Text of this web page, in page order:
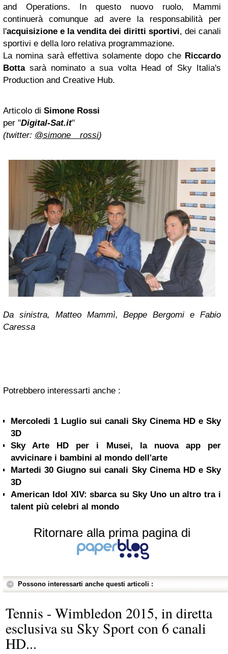
and Operations. In questo nuovo ruolo, Mammi
continuerà comunque ad avere la responsabilità per
l'acquisizione e la vendita dei diritti sportivi, dei canali
sportivi e della loro relativa programmazione.
La nomina sarà effettiva solamente dopo che Riccardo
Bottasarà nominato a sua volta Head of Sky Italia's
Production and Creative Hub.
Articolo di Simone Rossi
per "Digital-Sat.it"
(twitter: @simone__rossi)
Da sinistra, Matteo Mammì, Beppe Bergomi e Fabio
Caressa
Potrebbero interessarti anche :
Mercoledi 1 Luglio sui canali Sky Cinema HD e Sky
3D
Sky Arte HD per i Musei, la nuova app per
avvicinare i bambini al mondo dell'arte
Martedi 30 Giugno sui canali Sky Cinema HD e Sky
3D
American Idol XIV: sbarca su Sky Uno un altro tra i
talent più celebri al mondo
Ritornare alla prima pagina di
Possono interessarti anche questi articoli :
Tennis - Wimbledon 2015, in diretta
esclusiva su Sky Sport con 6 canali
HD...